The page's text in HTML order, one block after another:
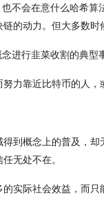
不会在意什么哈希
的动力。但大多数
进行韭菜收割的典
力靠近比特币的人
到概念上的普及，
无处不在。
实际社会效益，而